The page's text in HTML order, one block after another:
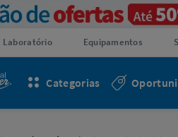
Laboratório Equipamentos
Categorias